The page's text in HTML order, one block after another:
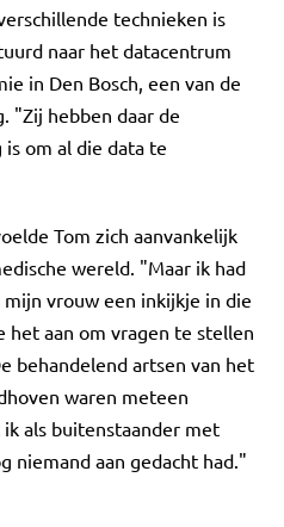
technieken is
naar het datacentrum
in Den Bosch, een van de
"Zij hebben daar de
om al die data te
Tom zich aanvankelijk
wereld. "Maar ik had
vrouw een inkijkje in die
aan om vragen te stellen
behandelend artsen van het
waren meteen
als buitenstaander met
niemand aan gedacht had."